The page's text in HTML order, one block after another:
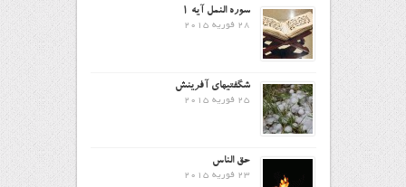
سوره النمل آیه ۱
28 فوریه 2015
شگفتیهای آفرینش
25 فوریه 2015
حق الناس
23 فوریه 2015